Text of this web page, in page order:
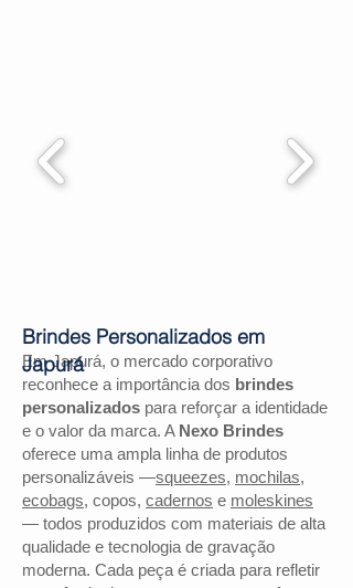
Em Japurá, o mercado corporativo
reconhece a importância dos brindes
personalizados para reforçar a identidade
e o valor da marca. A Nexo Brindes
oferece uma ampla linha de produtos
personalizáveis —squeezes, mochilas,
ecobags, copos, cadernos e moleskines
— todos produzidos com materiais de alta
qualidade e tecnologia de gravação
moderna. Cada peça é criada para refletir
Brindes Personalizados em
Japurá